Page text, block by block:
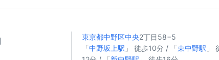
東京都中野区中央2丁目58−5
「中野坂上駅 」 徒歩10分 / 「東中野駅 」